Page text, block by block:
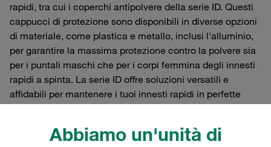
Abbiamo un'unità di
rapidi, tra cui i coperchi antipolvere della serie ID. Questi
cappucci di protezione sono disponibili in diverse opzioni
di materiale, come plastica e metallo, inclusi l'alluminio,
per garantire la massima protezione contro la polvere sia
per i puntali maschi che per i corpi femmina degli innesti
rapidi a spinta. La serie ID offre soluzioni versatili e
affidabili per mantenere i tuoi innesti rapidi in perfette
per una protezione efficace e duratura.